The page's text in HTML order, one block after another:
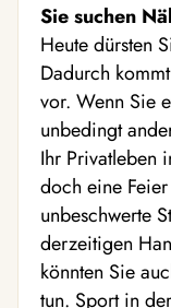
Sie suchen
Heute dürsten
Dadurch
vor. Wenn Sie
unbedingt
Ihr Privatleben
doch eine
unbeschwerte
derzeitigen
könnten Sie
tun. Sport in